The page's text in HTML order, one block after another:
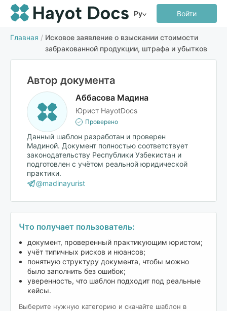
Ру Войти
Главная / Исковое заявление о взыскании стоимости
забракованной продукции, штрафа и убытков
Автор документа
Аббасова Мадина
Юрист HayotDocs
Проверено
Данный шаблон разработан и проверен
Мадиной. Документ полностью соответствует
законодательству Республики Узбекистан и
подготовлен с учётом реальной юридической
практики.
@madinayurist
Что получает пользователь:
документ, проверенный практикующим юристом;
учёт типичных рисков и нюансов;
понятную структуру документа, чтобы можно
было заполнить без ошибок;
уверенность, что шаблон подходит под реальные
кейсы.
Выберите нужную категорию и скачайте шаблон в